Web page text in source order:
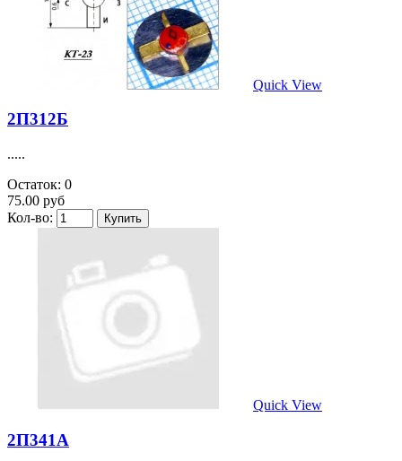
Quick View
2П312Б
.....
Остаток: 0
75.00 руб
Кол-во:
Quick View
2П341А